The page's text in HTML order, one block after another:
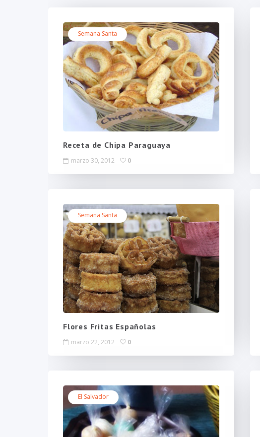
Semana Santa
Receta de Chipa Paraguaya
marzo 30, 2012 0
Semana Santa
Flores Fritas Españolas
marzo 22, 2012 0
El Salvador